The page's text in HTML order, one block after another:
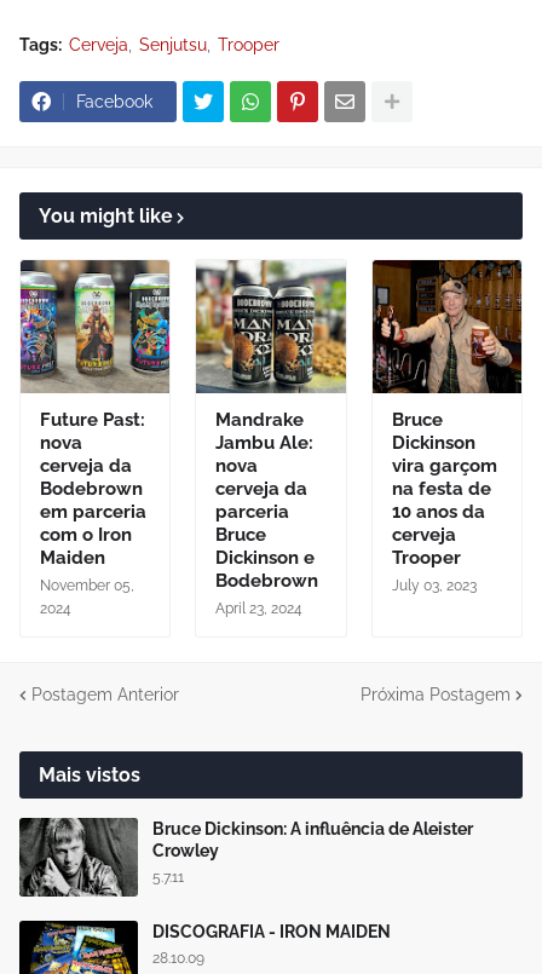
Tags: Cerveja Senjutsu Trooper
Facebook
You might like
Future Past:
nova
cerveja da
Bodebrown
em parceria
com o Iron
Maiden
November 05,
2024
Mandrake
Jambu Ale:
nova
cerveja da
parceria
Bruce
Dickinson e
Bodebrown
April 23, 2024
Bruce
Dickinson
vira garçom
na festa de
10 anos da
cerveja
Trooper
July 03, 2023
Postagem Anterior Próxima Postagem
Mais vistos
Bruce Dickinson: A influência de Aleister
Crowley
5.7.11
DISCOGRAFIA - IRON MAIDEN
28.10.09